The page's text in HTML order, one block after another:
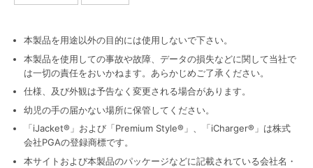
本製品を用途以外の目的には使用しないで下さい。
本製品を使用しての事故や故障、データの損失などに関して当社で
は一切の責任をおいかねます。あらかじめご了承ください。
仕様、及び外観は予告なく変更される場合があります。
幼児の手の届かない場所に保管してください。
「iJacket®」および「Premium Style®」、「iCharger®」は株式
会社PGAの登録商標です。
本サイトおよび本製品のパッケージなどに記載されている会社名・